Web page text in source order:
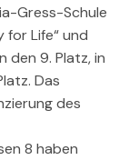
Gress-Schule
for Life“ und
den 9. Platz, in
Das
des
8 haben